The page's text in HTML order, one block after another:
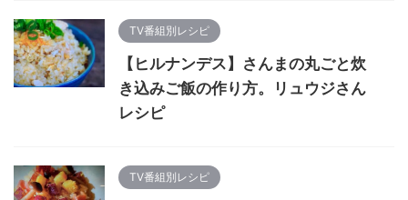
TV番組別レシピ
【ヒルナンデス】さんまの丸ごと炊
き込みご飯の作り方。リュウジさん
レシピ
TV番組別レシピ